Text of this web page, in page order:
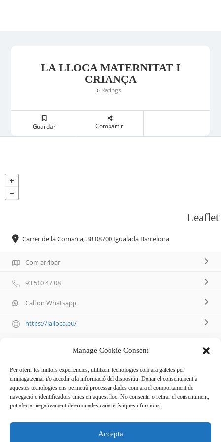
Manage Cookie Consent
Per oferir les millors experiències, utilitzem tecnologies com ara galetes per
emmagatzemar i/o accedir a la informació del dispositiu. Donar el consentiment a
aquestes tecnologies ens permetrà processar dades com ara el comportament de
navegació o identificadors únics en aquest lloc. No consentir o retirar el consentiment,
pot afectar negativament determinades característiques i funcions.
Accepta
LA LLOCA MATERNITAT I
CRIANÇA
0 Ratings
Guardar Compartir
Leaflet
Carrer de la Comarca, 38 08700 Igualada Barcelona
Com arribar
93 510 47 08
Call on Whatsapp
https://lalloca.eu/
Descripció
Complements per la maternitat i la criança com jocs de
taula,joguines de fusta, roba per nadons fins els 6 anys,
canastreta, higiene i estris d’alimentació i porteig